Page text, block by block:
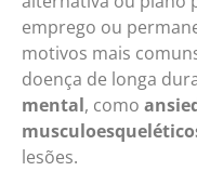
emprego ou
motivos mais
doença de longa
mental, como
lesões.